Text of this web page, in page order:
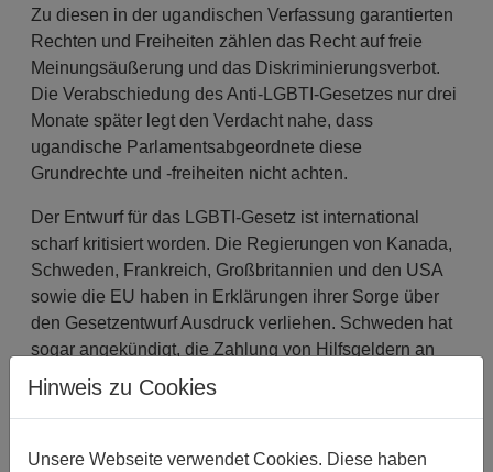
Zu diesen in der ugandischen Verfassung garantierten
Rechten und Freiheiten zählen das Recht auf freie
Meinungsäußerung und das Diskriminierungsverbot.
Die Verabschiedung des Anti-LGBTI-Gesetzes nur drei
Monate später legt den Verdacht nahe, dass
ugandische Parlamentsabgeordnete diese
Grundrechte und -freiheiten nicht achten.
Der Entwurf für das LGBTI-Gesetz ist international
scharf kritisiert worden. Die Regierungen von Kanada,
Schweden, Frankreich, Großbritannien und den USA
sowie die EU haben in Erklärungen ihrer Sorge über
den Gesetzentwurf Ausdruck verliehen. Schweden hat
sogar angekündigt, die Zahlung von Hilfsgeldern an
Uganda auszusetzen, sollte der Gesetzentwurf
Standort für das AIDS-Impfprogramm für Afrika zu
Hinweis zu Cookies
Unsere Webseite verwendet Cookies. Diese haben